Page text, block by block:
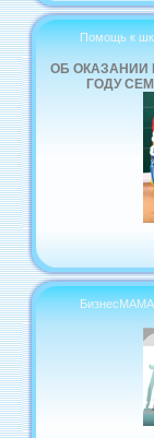
Помощь к
ОБ ОКАЗАНИИ
ГОДУ
БизнесМАМА